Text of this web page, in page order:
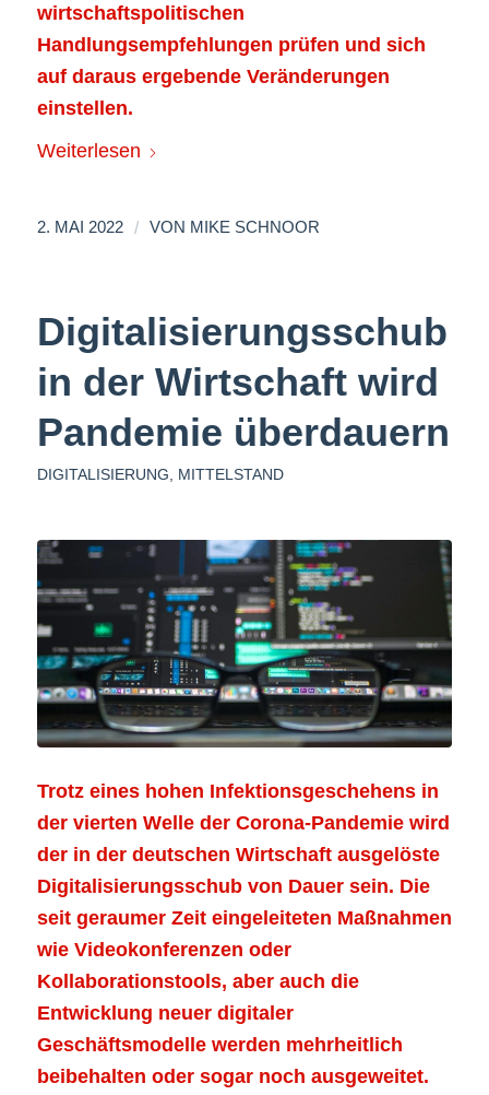
wirtschaftspolitischen
Handlungsempfehlungen prüfen und sich
auf daraus ergebende Veränderungen
einstellen.
Weiterlesen
2. MAI 2022 / VON MIKE SCHNOOR
Digitalisierungsschub
in der Wirtschaft wird
Pandemie überdauern
DIGITALISIERUNG MITTELSTAND
Trotz eines hohen Infektionsgeschehens in
der vierten Welle der Corona-Pandemie wird
der in der deutschen Wirtschaft ausgelöste
Digitalisierungsschub von Dauer sein. Die
seit geraumer Zeit eingeleiteten Maßnahmen
wie Videokonferenzen oder
Kollaborationstools, aber auch die
Entwicklung neuer digitaler
Geschäftsmodelle werden mehrheitlich
beibehalten oder sogar noch ausgeweitet.